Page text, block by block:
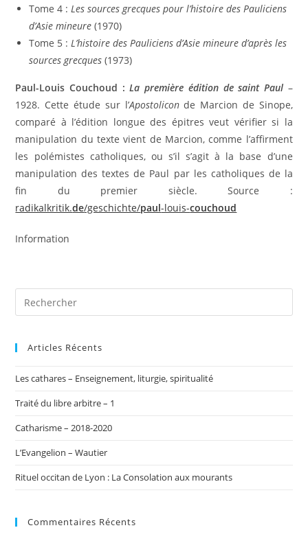
Tome 4 :Les sources grecques pour l’histoire des Pauliciens
d’Asie mineure (1970)
Tome 5 :L’histoire des Pauliciens d’Asie mineure d’après les
sources grecques (1973)
Paul-Louis Couchoud :La première édition de saint Paul–
1928. Cette étude sur l’Apostoliconde Marcion de Sinope,
comparé à l’édition longue des épitres veut vérifier si la
manipulation du texte vient de Marcion, comme l’affirment
les polémistes catholiques, ou s’il s’agit à la base d’une
manipulation des textes de Paul par les catholiques de la
fin du premier siècle. Source :
radikalkritik.de/geschichte/paul-louis-couchoud
Information
Articles Récents
Les cathares – Enseignement, liturgie, spiritualité
Traité du libre arbitre – 1
Catharisme – 2018-2020
L’Evangelion – Wautier
Rituel occitan de Lyon : La Consolation aux mourants
Commentaires Récents